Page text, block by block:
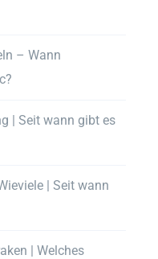
– Wann
| Seit wann gibt es
| Seit wann
| Welches